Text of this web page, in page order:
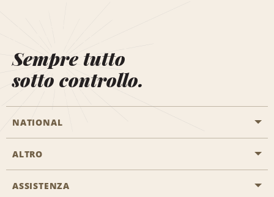
Sempre tutto
sotto controllo.
NATIONAL
Inizia una prenotazione
ALTRO
Offerte di lavoro
ASSISTENZA